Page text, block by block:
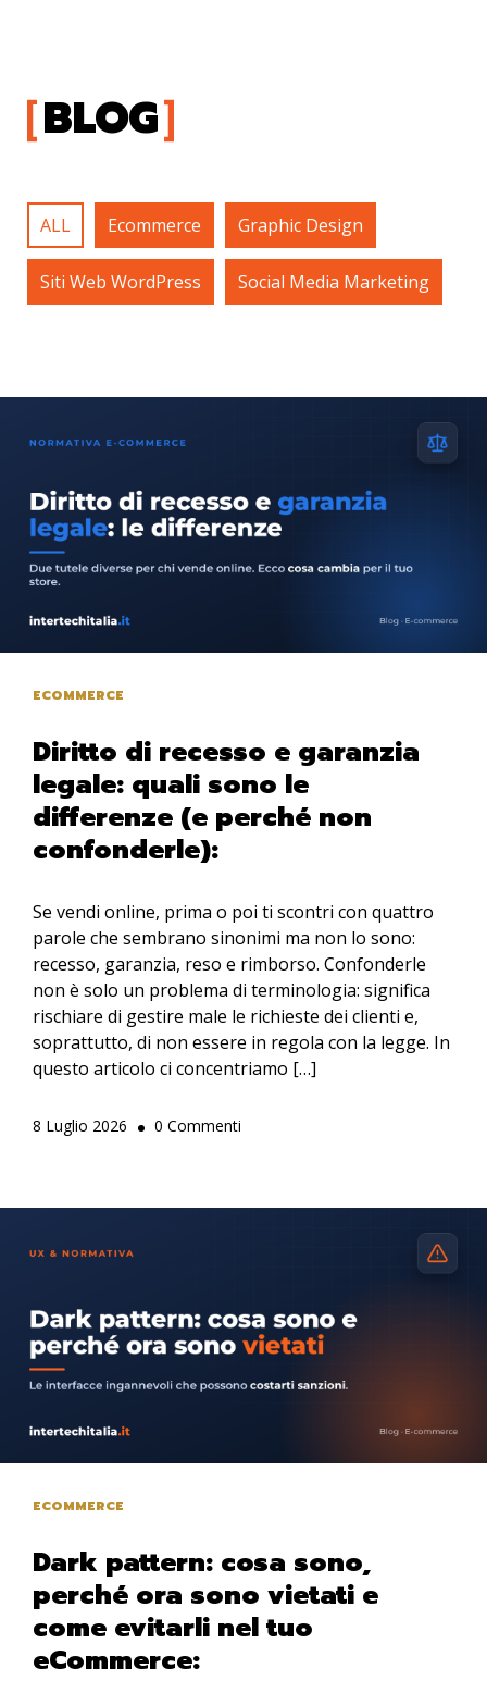
BLOG
ALL Ecommerce Graphic Design
Siti Web WordPress Social Media Marketing
ECOMMERCE
Diritto di recesso e garanzia
legale: quali sono le
differenze (e perché non
confonderle):
Se vendi online, prima o poi ti scontri con quattro
parole che sembrano sinonimi ma non lo sono:
recesso, garanzia, reso e rimborso. Confonderle
non è solo un problema di terminologia: significa
rischiare di gestire male le richieste dei clienti e,
soprattutto, di non essere in regola con la legge. In
questo articolo ci concentriamo […]
8 Luglio 2026 0 Commenti
ECOMMERCE
Dark pattern: cosa sono,
perché ora sono vietati e
come evitarli nel tuo
eCommerce: